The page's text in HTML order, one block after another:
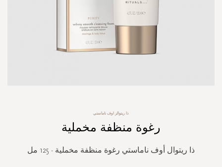
ذا ريتوالز اوف ناماستي
رغوة منظفة مخملية
ذا ريتوال أوف ناماستي رغوة منظفة مخملية - 125 مل